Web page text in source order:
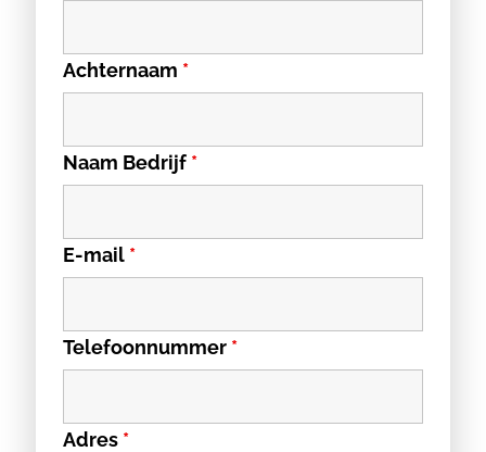
Achternaam *
Naam Bedrijf *
E-mail *
Telefoonnummer *
Adres *